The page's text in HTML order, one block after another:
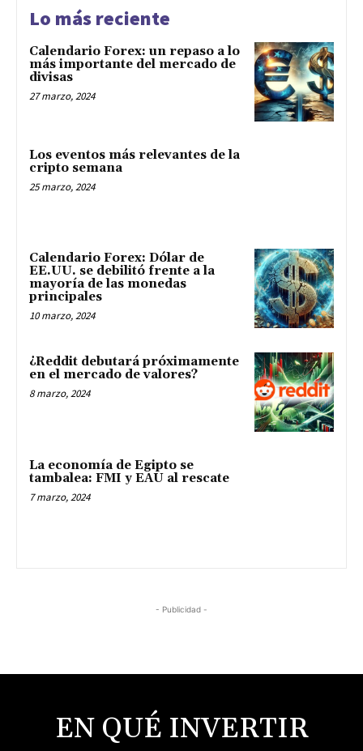
Lo más reciente
Calendario Forex: un repaso a lo
más importante del mercado de
divisas
27 marzo, 2024
Los eventos más relevantes de la
cripto semana
25 marzo, 2024
Calendario Forex: Dólar de
EE.UU. se debilitó frente a la
mayoría de las monedas
principales
10 marzo, 2024
¿Reddit debutará próximamente
en el mercado de valores?
8 marzo, 2024
La economía de Egipto se
tambalea: FMI y EAU al rescate
7 marzo, 2024
- Publicidad -
EN QUÉ INVERTIR